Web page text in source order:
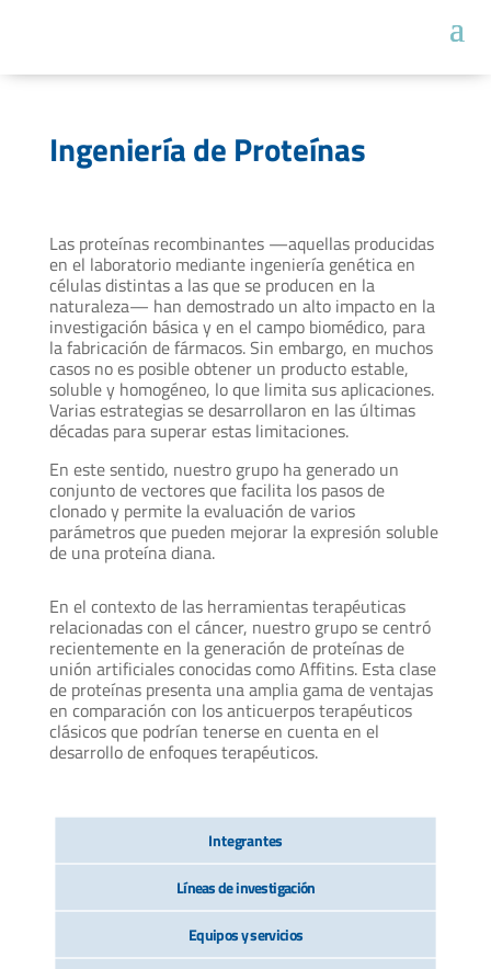
Ingeniería de Proteínas
Las proteínas recombinantes —aquellas producidas
en el laboratorio mediante ingeniería genética en
células distintas a las que se producen en la
naturaleza— han demostrado un alto impacto en la
investigación básica y en el campo biomédico, para
la fabricación de fármacos. Sin embargo, en muchos
casos no es posible obtener un producto estable,
soluble y homogéneo, lo que limita sus aplicaciones.
Varias estrategias se desarrollaron en las últimas
décadas para superar estas limitaciones.
En este sentido, nuestro grupo ha generado un
conjunto de vectores que facilita los pasos de
clonado y permite la evaluación de varios
parámetros que pueden mejorar la expresión soluble
de una proteína diana.
En el contexto de las herramientas terapéuticas
relacionadas con el cáncer, nuestro grupo se centró
recientemente en la generación de proteínas de
unión artificiales conocidas como Affitins. Esta clase
de proteínas presenta una amplia gama de ventajas
en comparación con los anticuerpos terapéuticos
clásicos que podrían tenerse en cuenta en el
desarrollo de enfoques terapéuticos.
Integrantes
Líneas de investigación
Equipos y servicios